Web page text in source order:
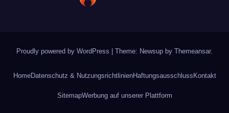
Proudly powered by WordPress Theme: Newsup by Themeansar.
HomeDatenschutz & NutzungsrichtlinienHaftungsausschluss Kontakt
SitemapWerbung auf unserer Plattform